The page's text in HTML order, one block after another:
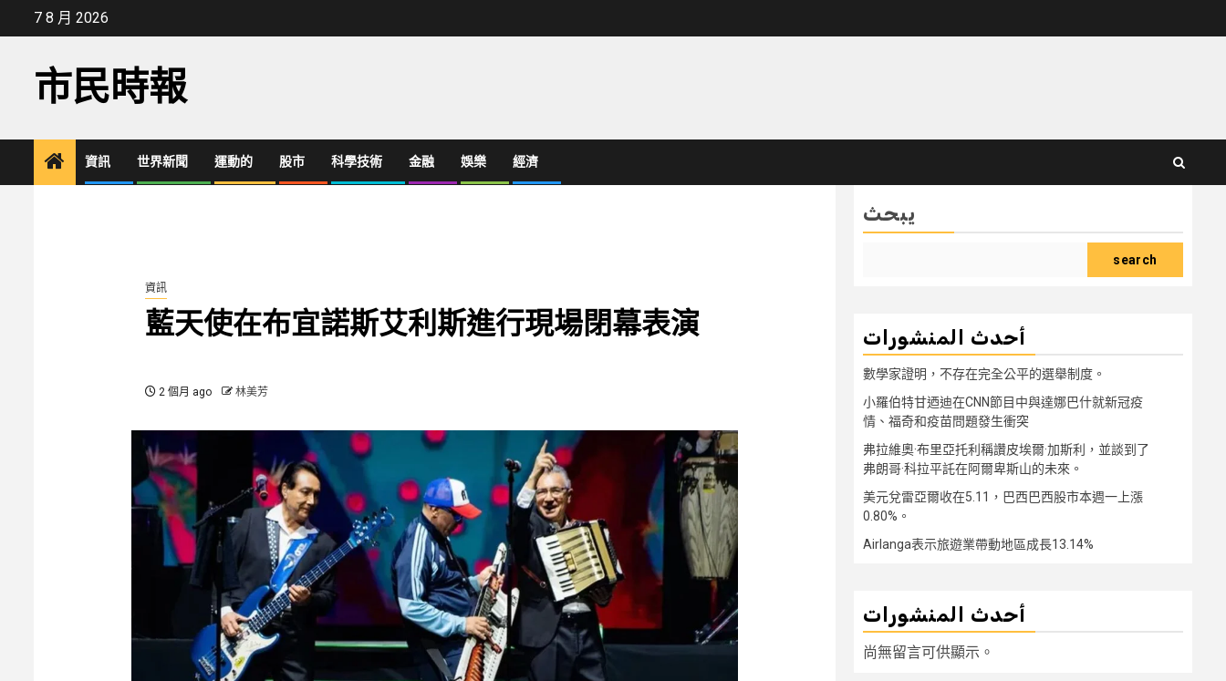
7 8 月 2026
市民時報
資訊 世界新聞 運動的 股市 科學技術 金融 娛樂 經濟
資訊
藍天使在布宜諾斯艾利斯進行現場閉幕表演
2 個月 ago 林美芳
يبحث
search
أحدث المنشورات
數學家證明，不存在完全公平的選舉制度。
小羅伯特甘迺迪在CNN節目中與達娜巴什就新冠疫
情、福奇和疫苗問題發生衝突
弗拉維奧·布里亞托利稱讚皮埃爾·加斯利，並談到了
弗朗哥·科拉平託在阿爾卑斯山的未來。
美元兌雷亞爾收在5.11，巴西巴西股市本週一上漲
0.80%。
Airlanga表示旅遊業帶動地區成長13.14%
أحدث المنشورات
尚無留言可供顯示。